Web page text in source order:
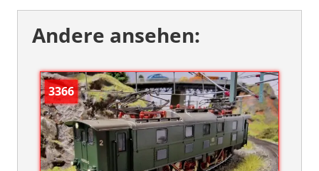
Andere ansehen:
3366